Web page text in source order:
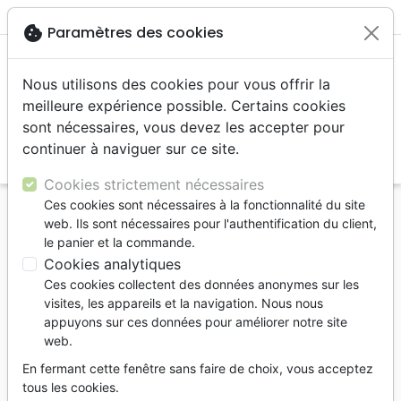
menu
Accueil Bibles Français courant
Français courant
Filtrer tune
Evangiles Bibles Français fondamental
cookie Paramètres des cookies
Nous utilisons des cookies pour vous offrir la
meilleure expérience possible. Certains cookies
sont nécessaires, vous devez les accepter pour
continuer à naviguer sur ce site.
Cookies strictement nécessaires
Ces cookies sont nécessaires à la fonctionnalité du site
web. Ils sont nécessaires pour l'authentification du client,
le panier et la commande.
Cookies analytiques
Ces cookies collectent des données anonymes sur les
visites, les appareils et la navigation. Nous nous
appuyons sur ces données pour améliorer notre site
web.
En fermant cette fenêtre sans faire de choix, vous acceptez
tous les cookies.